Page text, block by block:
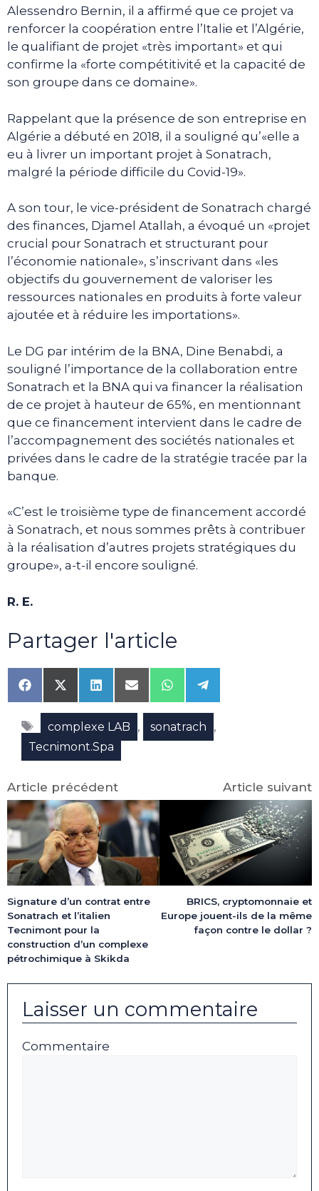
Alessendro Bernin, il a affirmé que ce projet va
renforcer la coopération entre l’Italie et l’Algérie,
le qualifiant de projet «très important» et qui
confirme la «forte compétitivité et la capacité de
son groupe dans ce domaine».
Rappelant que la présence de son entreprise en
Algérie a débuté en 2018, il a souligné qu’«elle a
eu à livrer un important projet à Sonatrach,
malgré la période difficile du Covid-19».
A son tour, le vice-président de Sonatrach chargé
des finances, Djamel Atallah, a évoqué un «projet
crucial pour Sonatrach et structurant pour
l’économie nationale», s’inscrivant dans «les
objectifs du gouvernement de valoriser les
ressources nationales en produits à forte valeur
ajoutée et à réduire les importations».
Le DG par intérim de la BNA, Dine Benabdi, a
souligné l’importance de la collaboration entre
Sonatrach et la BNA qui va financer la réalisation
de ce projet à hauteur de 65%, en mentionnant
que ce financement intervient dans le cadre de
l’accompagnement des sociétés nationales et
privées dans le cadre de la stratégie tracée par la
banque.
«C’est le troisième type de financement accordé
à Sonatrach, et nous sommes prêts à contribuer
à la réalisation d’autres projets stratégiques du
groupe», a-t-il encore souligné.
R. E.
Partager l'article
Share
on
Facebook
Share
on
X
(Twitter)
Share
on
LinkedIn
Share
on
Email
Share
on
WhatsApp
Share
on
Telegram
Étiquettes
complexe LAB , sonatrach ,
Tecnimont.Spa
Article précédent
Signature d’un contrat entre
Sonatrach et l’italien
Tecnimont pour la
construction d’un complexe
pétrochimique à Skikda
Article suivant
BRICS, cryptomonnaie et
Europe jouent-ils de la même
façon contre le dollar ?
Laisser un commentaire
Commentaire